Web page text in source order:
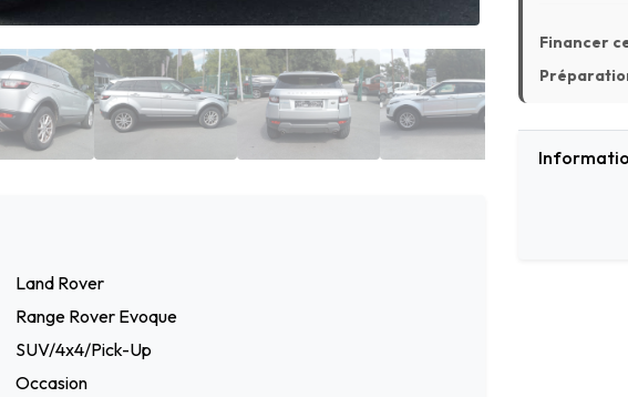
Land Rover
Range Rover Evoque
SUV/4x4/Pick-Up
Occasion
Financer